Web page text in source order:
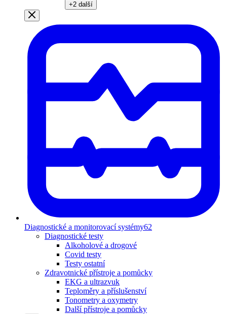
+2 další
Diagnostické a monitorovací systémy62
Diagnostické testy
Alkoholové a drogové
Covid testy
Testy ostatní
Zdravotnické přístroje a pomůcky
EKG a ultrazvuk
Teploměry a příslušenství
Tonometry a oxymetry
Další přístroje a pomůcky